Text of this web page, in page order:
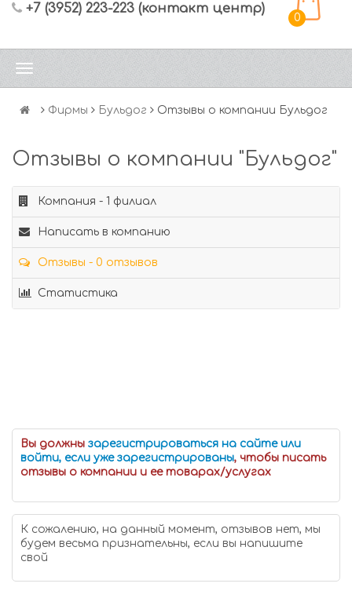
+7 (3952) 223-223 (контакт центр)
0
Фирмы Бульдог Отзывы о компании Бульдог
Отзывы о компании "Бульдог"
Компания - 1 филиал
Написать в компанию
Отзывы - 0 отзывов
Статистика
Вы должны зарегистрироваться на сайте или
войти, если уже зарегистрированы, чтобы писать
отзывы о компании и ее товарах/услугах
К сожалению, на данный момент, отзывов нет, мы
будем весьма признательны, если вы напишите
свой